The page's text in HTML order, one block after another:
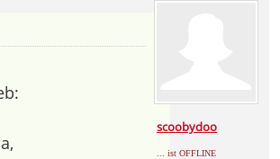
scoobydoo
... ist OFFLINE